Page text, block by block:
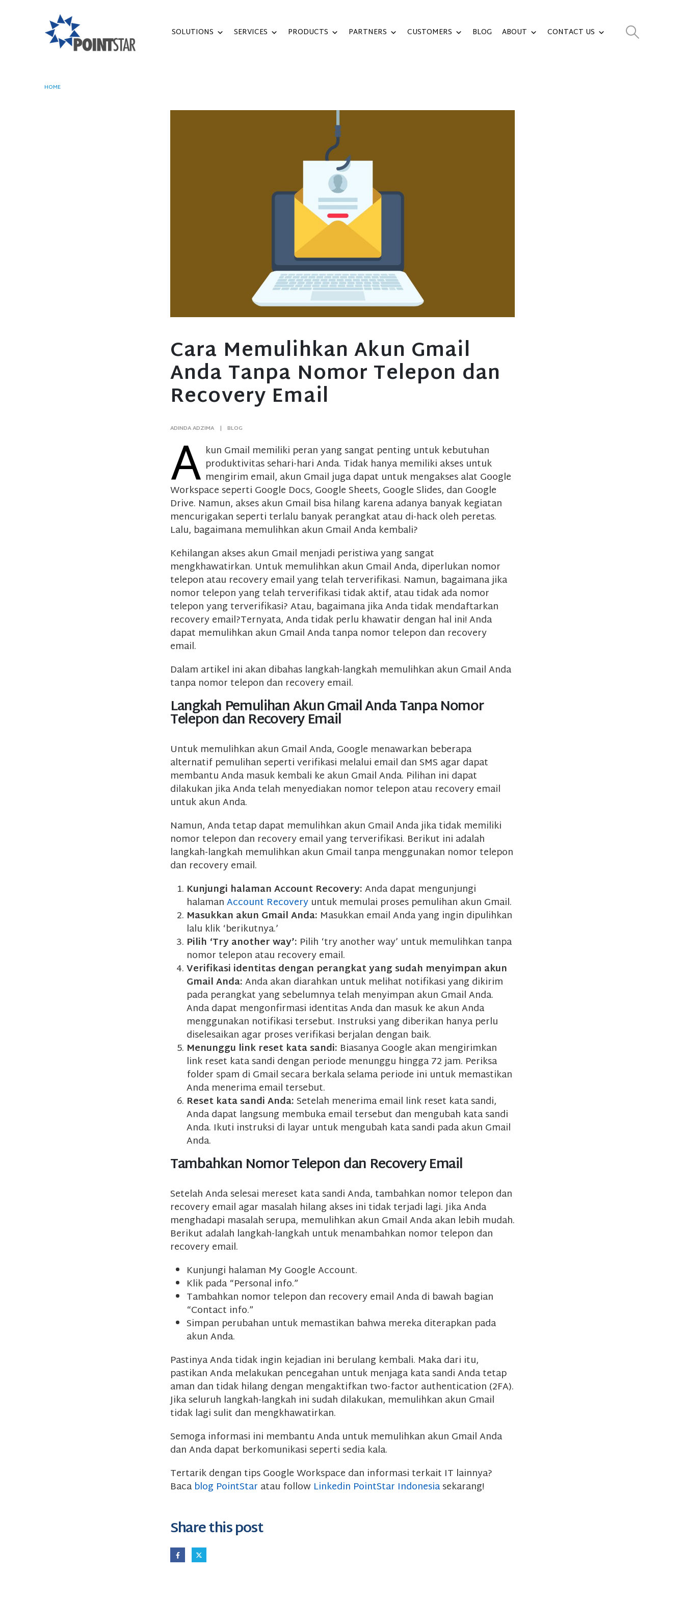
SOLUTIONS SERVICES PRODUCTS PARTNERS CUSTOMERS BLOG ABOUT CONTACT US
HOME
Cara Memulihkan Akun Gmail
Anda Tanpa Nomor Telepon dan
Recovery Email
ADINDA ADZIMA BLOG
A kun Gmail memiliki peran yang sangat penting untuk kebutuhan
produktivitas sehari-hari Anda. Tidak hanya memiliki akses untuk
mengirim email, akun Gmail juga dapat untuk mengakses alat Google
Workspace seperti Google Docs, Google Sheets, Google Slides, dan Google
Drive. Namun, akses akun Gmail bisa hilang karena adanya banyak kegiatan
mencurigakan seperti terlalu banyak perangkat atau di-hack oleh peretas.
Lalu, bagaimana memulihkan akun Gmail Anda kembali?
Kehilangan akses akun Gmail menjadi peristiwa yang sangat
mengkhawatirkan. Untuk memulihkan akun Gmail Anda, diperlukan nomor
telepon atau recovery email yang telah terverifikasi. Namun, bagaimana jika
nomor telepon yang telah terverifikasi tidak aktif, atau tidak ada nomor
telepon yang terverifikasi? Atau, bagaimana jika Anda tidak mendaftarkan
recovery email?Ternyata, Anda tidak perlu khawatir dengan hal ini! Anda
dapat memulihkan akun Gmail Anda tanpa nomor telepon dan recovery
email.
Dalam artikel ini akan dibahas langkah-langkah memulihkan akun Gmail Anda
tanpa nomor telepon dan recovery email.
Langkah Pemulihan Akun Gmail Anda Tanpa Nomor
Telepon dan Recovery Email
Untuk memulihkan akun Gmail Anda, Google menawarkan beberapa
alternatif pemulihan seperti verifikasi melalui email dan SMS agar dapat
membantu Anda masuk kembali ke akun Gmail Anda. Pilihan ini dapat
dilakukan jika Anda telah menyediakan nomor telepon atau recovery email
untuk akun Anda.
Namun, Anda tetap dapat memulihkan akun Gmail Anda jika tidak memiliki
nomor telepon dan recovery email yang terverifikasi. Berikut ini adalah
langkah-langkah memulihkan akun Gmail tanpa menggunakan nomor telepon
dan recovery email.
Kunjungi halaman Account Recovery:Anda dapat mengunjungi
halamanAccount Recovery untuk memulai proses pemulihan akun Gmail.
Masukkan akun Gmail Anda: Masukkan email Anda yang ingin dipulihkan
lalu klik ‘berikutnya.’
Pilih ‘Try another way’: Pilih ‘try another way’ untuk memulihkan tanpa
nomor telepon atau recovery email.
Verifikasi identitas dengan perangkat yang sudah menyimpan akun
Gmail Anda:Anda akan diarahkan untuk melihat notifikasi yang dikirim
pada perangkat yang sebelumnya telah menyimpan akun Gmail Anda.
Anda dapat mengonfirmasi identitas Anda dan masuk ke akun Anda
menggunakan notifikasi tersebut. Instruksi yang diberikan hanya perlu
diselesaikan agar proses verifikasi berjalan dengan baik.
Menunggu link reset kata sandi: Biasanya Google akan mengirimkan
link reset kata sandi dengan periode menunggu hingga 72 jam. Periksa
folder spam di Gmail secara berkala selama periode ini untuk memastikan
Anda menerima email tersebut.
Reset kata sandi Anda:Setelah menerima email link reset kata sandi,
Anda dapat langsung membuka email tersebut dan mengubah kata sandi
Anda. Ikuti instruksi di layar untuk mengubah kata sandi pada akun Gmail
Anda.
Tambahkan Nomor Telepon dan Recovery Email
Setelah Anda selesai mereset kata sandi Anda, tambahkan nomor telepon dan
recovery email agar masalah hilang akses ini tidak terjadi lagi. Jika Anda
menghadapi masalah serupa, memulihkan akun Gmail Anda akan lebih mudah.
Berikut adalah langkah-langkah untuk menambahkan nomor telepon dan
recovery email.
Kunjungi halaman My Google Account.
Klik pada “Personal info.”
Tambahkan nomor telepon dan recovery email Anda di bawah bagian
“Contact info.”
Simpan perubahan untuk memastikan bahwa mereka diterapkan pada
akun Anda.
Pastinya Anda tidak ingin kejadian ini berulang kembali. Maka dari itu,
pastikan Anda melakukan pencegahan untuk menjaga kata sandi Anda tetap
aman dan tidak hilang dengan mengaktifkan two-factor authentication (2FA).
Jika seluruh langkah-langkah ini sudah dilakukan, memulihkan akun Gmail
tidak lagi sulit dan mengkhawatirkan.
Semoga informasi ini membantu Anda untuk memulihkan akun Gmail Anda
dan Anda dapat berkomunikasi seperti sedia kala.
Tertarik dengan tips Google Workspace dan informasi terkait IT lainnya?
Baca blog PointStar atau follow Linkedin PointStar Indonesiasekarang!
Share this post